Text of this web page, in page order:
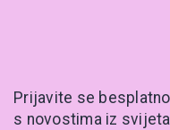
Prijavite se
s novostima iz